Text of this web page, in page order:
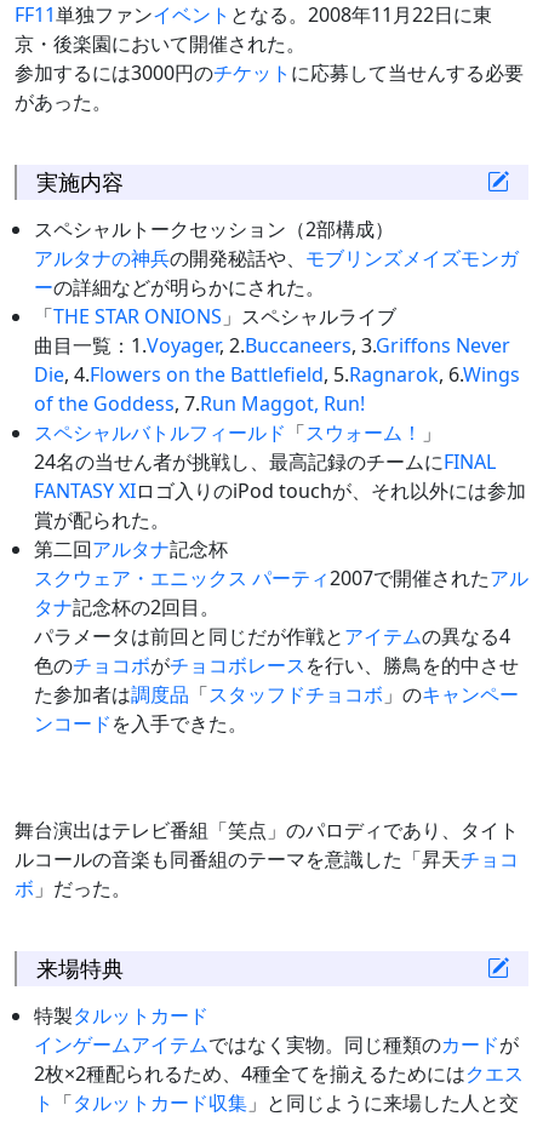
FF11単独ファンイベント となる。2008年11月22日に東
京・後楽園において開催された。
参加するには3000円のチケット に応募して当せんする必要
があった。
実施内容
スペシャルトークセッション（2部構成）
アルタナの神兵の開発秘話や、 モブリンズメイズモンガ
ーの詳細などが明らかにされた。
「THE STAR ONIONS 」スペシャルライブ
曲目一覧：1.Voyager, 2.Buccaneers, 3.Griffons Never
Die, 4.Flowers on the Battlefield, 5.Ragnarok, 6.Wings
of the Goddess, 7.Run Maggot, Run!
スペシャルバトルフィールド 「スウォーム！ 」
24名の当せん者が挑戦し、最高記録のチームにFINAL
FANTASY XIロゴ入りのiPod touchが、それ以外には参加
賞が配られた。
第二回アルタナ記念杯
スクウェア・エニックス パーティ2007で開催されたアル
タナ記念杯の2回目。
パラメータは前回と同じだが作戦とアイテムの異なる4
色のチョコボがチョコボレースを行い、勝鳥を的中させ
た参加者は調度品 「スタッフドチョコボ 」のキャンペー
ンコードを入手できた。
舞台演出はテレビ番組「笑点」のパロディであり、タイト
ルコールの音楽も同番組のテーマを意識した「昇天チョコ
ボ 」だった。
来場特典
特製タルットカード
インゲームアイテムではなく実物。同じ種類のカードが
2枚×2種配られるため、4種全てを揃えるためにはクエス
ト 「タルットカード収集 」と同じように来場した人と交